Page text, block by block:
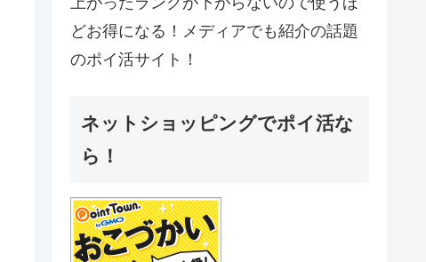
どお得になる！メディアでも紹介の話題
のポイ活サイト！
ネットショッピングでポイ活な
ら！